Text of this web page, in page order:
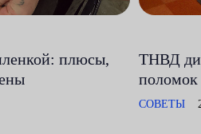
плюсы,
ТНВД
поломок
СОВЕТЫ